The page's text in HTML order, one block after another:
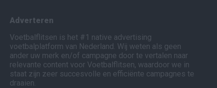
Adverteren
Voetbalflitsen is het #1 native advertising
voetbalplatform van Nederland. Wij weten als geen
ander uw merk en/of campagne door te vertalen naar
relevante content voor Voetbalflitsen, waardoor we in
staat zijn zeer succesvolle en efficiënte campagnes te
draaien.